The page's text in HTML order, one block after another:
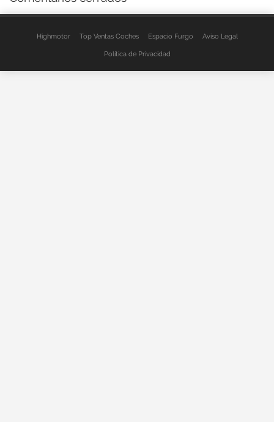
Highmotor Top Ventas Coches Espacio Furgo Aviso Legal
Política de Privacidad